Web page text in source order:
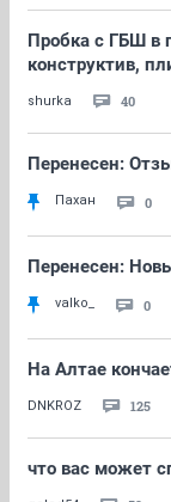
Пробка с ГБШ в
конструктив,
shurka 40
Перенесен:
Пахан 0
Перенесен:
valko_ 0
На Алтае
DNKROZ 125
что вас может